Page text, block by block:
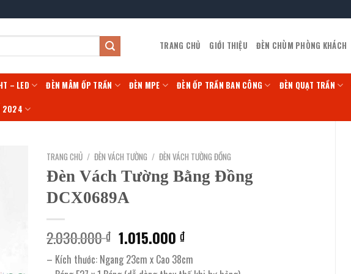
TRANG CHỦ GIỚI THIỆU ĐÈN CHÙM PHÒNG KHÁCH
– LED ĐÈN MÂM ỐP TRẦN ĐÈN MPE ĐÈN ỐP TRẦN BAN CÔNG ĐÈN QUẠT TRẦN
2024
TRANG CHỦ / ĐÈN VÁCH TƯỜNG / ĐÈN VÁCH TƯỜNG ĐỒNG
Đèn Vách Tường Bằng Đồng
DCX0689A
2.030.000₫ Giá
gốc
là:
1.015.000₫Giá
tại
– Kích thước: Ngang 23cm x Cao 38cm